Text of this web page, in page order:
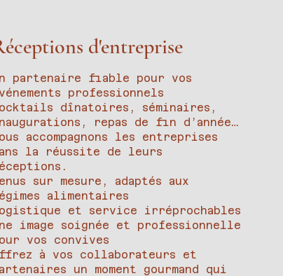
d'entreprise
partenaire fiable pour vos
professionnels
dînatoires, séminaires,
repas de fin d’année…
accompagnons les entreprises
la réussite de leurs
sur mesure, adaptés aux
alimentaires
et service irréprochables
image soignée et professionnelle
vos convives
à vos collaborateurs et
un moment gourmand qui